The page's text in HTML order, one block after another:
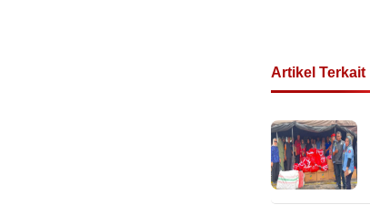
Artikel Terkait